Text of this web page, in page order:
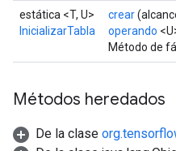
estática <T, U>
InicializarTabla
crear
operando
Método de
Métodos heredados
De la clase